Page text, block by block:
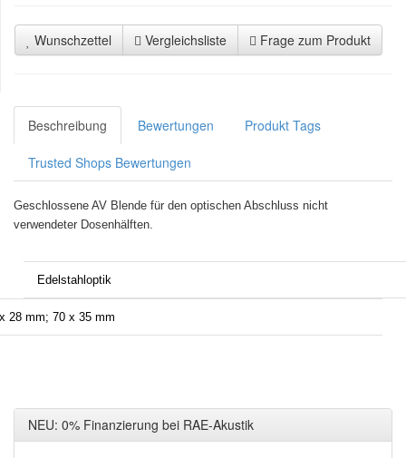
Wunschzettel Vergleichsliste Frage zum Produkt
Beschreibung Bewertungen Produkt Tags
Trusted Shops Bewertungen
Geschlossene AV Blende für den optischen Abschluss nicht
verwendeter Dosenhälften.
Edelstahloptik
28 mm; 70 x 35 mm
NEU: 0% Finanzierung bei RAE-Akustik